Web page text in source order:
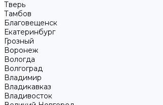
Тверь
Тамбов
Благовещенск
Екатеринбург
Грозный
Воронеж
Вологда
Волгоград
Владимир
Владикавказ
Владивосток